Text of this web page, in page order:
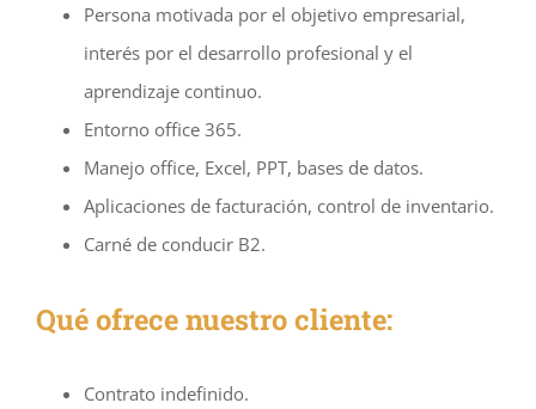
Persona motivada por el objetivo empresarial,
interés por el desarrollo profesional y el
aprendizaje continuo.
Entorno office 365.
Manejo office, Excel, PPT, bases de datos.
Aplicaciones de facturación, control de inventario.
Carné de conducir B2.
Qué ofrece nuestro cliente:
Contrato indefinido.